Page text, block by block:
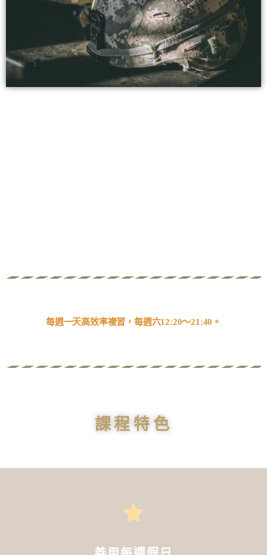
每週一天高效率複習，每週六12:20～21:40。
課程特色